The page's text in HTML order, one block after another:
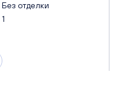
Без отделки
1